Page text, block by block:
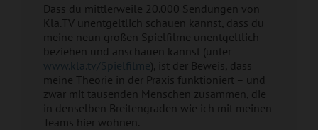
Dass du mittlerweile 20.000 Sendungen von
Kla.TV unentgeltlich schauen kannst, dass du
meine neun großen Spielfilme unentgeltlich
beziehen und anschauen kannst (unter
www.kla.tv/Spielfilme), ist der Beweis, dass
meine Theorie in der Praxis funktioniert – und
zwar mit tausenden Menschen zusammen, die
in denselben Breitengraden wie ich mit meinen
Teams hier wohnen.